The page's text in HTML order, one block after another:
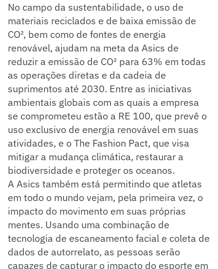
No campo da sustentabilidade, o uso de
materiais reciclados e de baixa emissão de
CO², bem como de fontes de energia
renovável, ajudam na meta da Asics de
reduzir a emissão de CO² para 63% em todas
as operações diretas e da cadeia de
suprimentos até 2030. Entre as iniciativas
ambientais globais com as quais a empresa
se comprometeu estão a RE 100, que prevê o
uso exclusivo de energia renovável em suas
atividades, e o The Fashion Pact, que visa
mitigar a mudança climática, restaurar a
biodiversidade e proteger os oceanos.
A Asics também está permitindo que atletas
em todo o mundo vejam, pela primeira vez, o
impacto do movimento em suas próprias
mentes. Usando uma combinação de
tecnologia de escaneamento facial e coleta de
dados de autorrelato, as pessoas serão
capazes de capturar o impacto do esporte em